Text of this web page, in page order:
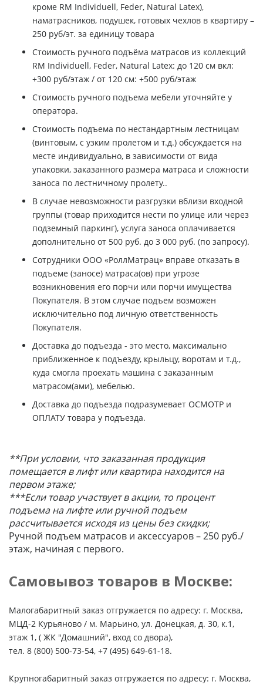
кроме RM Individuell, Feder, Natural Latex),
наматрасников, подушек, готовых чехлов в квартиру –
250 руб/эт. за единицу товара
Стоимость ручного подъёма матрасов из коллекций
RM Individuell, Feder, Natural Latex: до 120 см вкл:
+300 руб/этаж / от 120 см: +500 руб/этаж
Стоимость ручного подъема мебели уточняйте у
оператора.
Стоимость подъема по нестандартным лестницам
(винтовым, с узким пролетом и т.д.) обсуждается на
месте индивидуально, в зависимости от вида
упаковки, заказанного размера матраса и сложности
заноса по лестничному пролету..
В случае невозможности разгрузки вблизи входной
группы (товар приходится нести по улице или через
подземный паркинг), услуга заноса оплачивается
дополнительно от 500 руб. до 3 000 руб. (по запросу).
Сотрудники ООО «РоллМатрац» вправе отказать в
подъеме (заносе) матраса(ов) при угрозе
возникновения его порчи или порчи имущества
Покупателя. В этом случае подъем возможен
исключительно под личную ответственность
Покупателя.
Доставка до подъезда - это место, максимально
приближенное к подъезду, крыльцу, воротам и т.д.,
куда смогла проехать машина с заказанным
матрасом(ами), мебелью.
Доставка до подъезда подразумевает ОСМОТР и
ОПЛАТУ товара у подъезда.
**При условии, что заказанная продукция
помещается в лифт или квартира находится на
первом этаже;
***Если товар участвует в акции, то процент
подъема на лифте или ручной подъем
рассчитывается исходя из цены без скидки;
Ручной подъем матрасов и аксессуаров – 250 руб./
этаж, начиная с первого.
Самовывоз товаров в Москве:
Малогабаритный заказ отгружается по адресу: г. Москва,
МЦД-2 Курьяново / м. Марьино, ул. Донецкая, д. 30, к.1,
этаж 1, ( ЖК "Домашний", вход со двора),
тел. 8 (800) 500-73-54, +7 (495) 649-61-18.
Крупногабаритный заказ отгружается по адресу: г. Москва,